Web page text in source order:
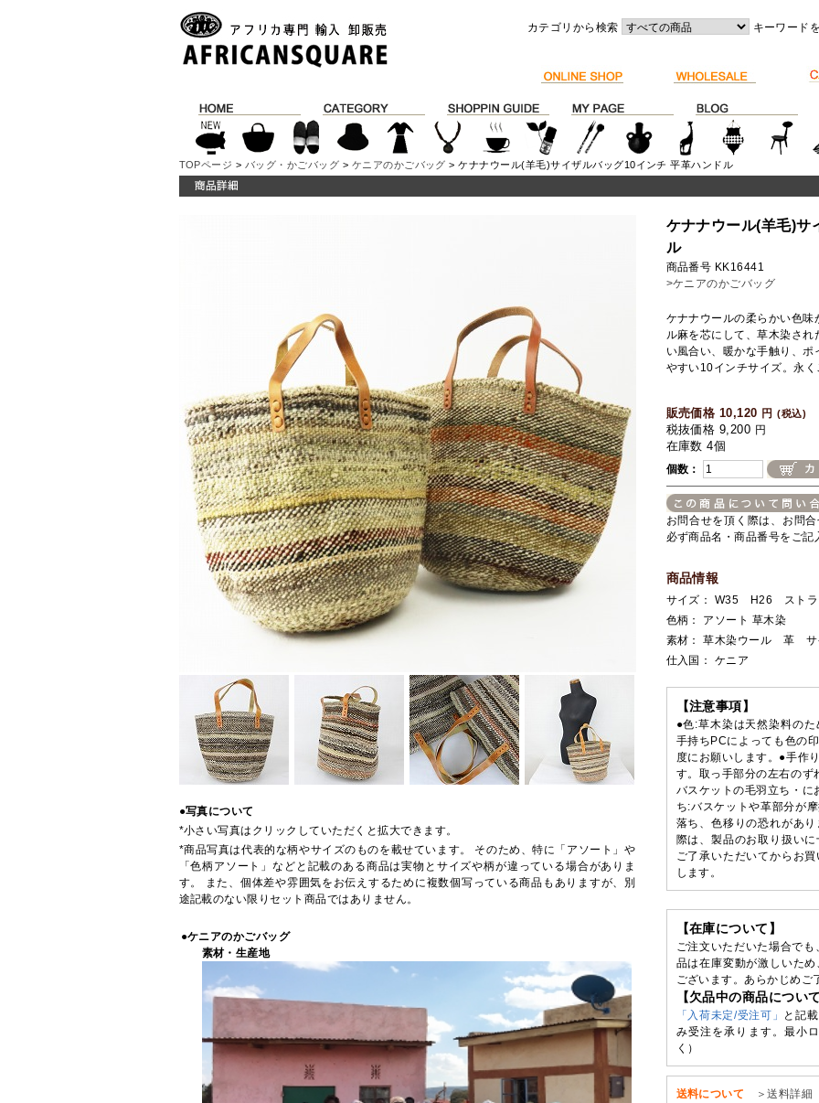
カテゴリから検索 キーワード
TOPページ > バッグ・かごバッグ > ケニアのかごバッグ > ケナナウール(羊毛)サイザルバッグ10インチ 平革ハンドル
●写真について
*小さい写真はクリックしていただくと拡大できます。
*商品写真は代表的な柄やサイズのものを載せています。 そのため、特に「アソート」や
「色柄アソート」などと記載のある商品は実物とサイズや柄が違っている場合がありま
す。 また、個体差や雰囲気をお伝えするために複数個写っている商品もありますが、別
途記載のない限りセット商品ではありません。
●ケニアのかごバッグ
素材・生産地
ケナナウール(羊毛)サ
ル
商品番号 KK16441
>ケニアのかごバッグ
ケナナウールの柔らかい色
ル麻を芯にして、草木染さ
い風合い、暖かな手触り、
やすい10インチサイズ。永
販売価格 10,120 円 (税込)
税抜価格 9,200 円
在庫数 4個
個数：
お問合せを頂く際は、お問
必ず商品名・商品番号をご記
商品情報
サイズ： W35 H26 ストラ
色柄： アソート 草木染
素材： 草木染ウール 革 サ
仕入国： ケニア
【注意事項】
●色:草木染は天然染料の
手持ちPCによっても色の
度にお願いします。●手作
す。取っ手部分の左右の
バスケットの毛羽立ち・
ち:バスケットや革部分が
落ち、色移りの恐れがあ
際は、製品のお取り扱い
ご了承いただいてからお
します。
【在庫について】
ご注文いただいた場合で
品は在庫変動が激しいた
ございます。あらかじめご
【欠品中の商品につい
「入荷未定/受注可」
と記
み受注を承ります。最小
く）
送料について
＞送料詳細